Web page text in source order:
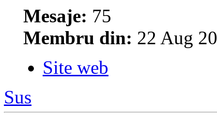
Mesaje: 75
Membru din: 22 Aug
Site web
Sus